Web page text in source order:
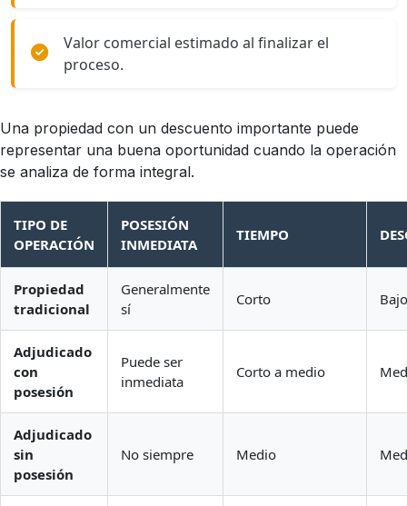
Valor comercial estimado al finalizar el
proceso.
Una propiedad con un descuento importante puede
representar una buena oportunidad cuando la operación
se analiza de forma integral.
TIPO DE
OPERACIÓN
POSESIÓN
INMEDIATA
TIEMPO
Propiedad
tradicional
Generalmente
sí
Corto Bajo
Adjudicado
con
posesión
Puede ser
inmediata
Corto a medio
Adjudicado
sin
posesión
No siempre Medio